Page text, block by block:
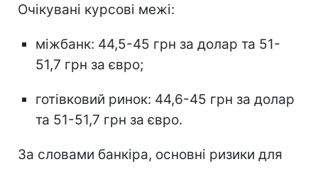
Очікувані курсові межі:
міжбанк: 44,5-45 грн за долар та 51-
51,7 грн за євро;
готівковий ринок: 44,6-45 грн за долар
та 51-51,7 грн за євро.
За словами банкіра, основні ризики для